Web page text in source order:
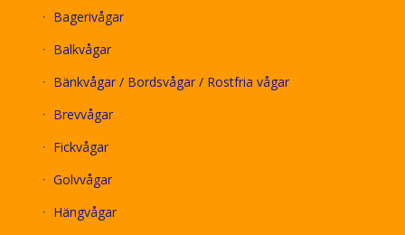
Bagerivågar
Balkvågar
Bänkvågar / Bordsvågar / Rostfria vågar
Brevvågar
Fickvågar
Golvvågar
Hängvågar